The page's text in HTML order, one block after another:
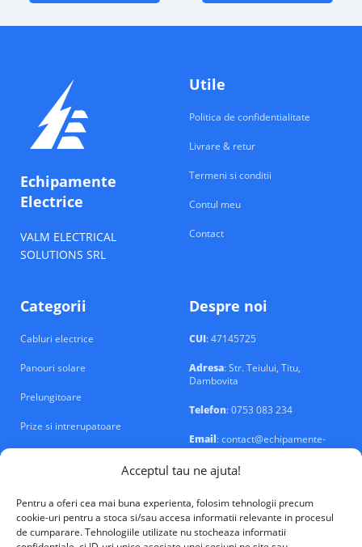
Acceptul tau ne ajuta!
Pentru a oferi cea mai buna experienta, folosim tehnologii precum
cookie-uri pentru a stoca si/sau accesa informatii relevante in procesul
de cumparare. Tehnologiile utilizate nu stocheaza informatii
Echipamente
Electrice
VALM ELECTRICAL
SOLUTIONS SRL
Utile
Politica de confidentialitate
Livrare & retur
Termeni si conditii
Contul meu
Contact
Categorii
Cabluri electrice
Panouri solare
Prelungitoare
Prize si intrerupatoare
Despre noi
CUI: 47145725
Adresa: Str. Teiului, Titu,
Dambovita
Telefon: 0753 083 234
Email: contact@echipamente-
electrice.ro